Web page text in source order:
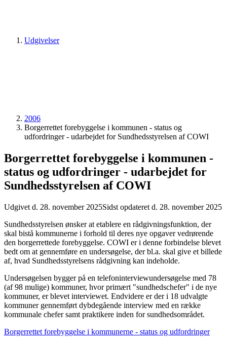
Udgivelser
2006
Borgerrettet forebyggelse i kommunen - status og
udfordringer - udarbejdet for Sundhedsstyrelsen af COWI
Borgerrettet forebyggelse i kommunen -
status og udfordringer - udarbejdet for
Sundhedsstyrelsen af COWI
Udgivet d. 28. november 2025Sidst opdateret d. 28. november 2025
Sundhedsstyrelsen ønsker at etablere en rådgivningsfunktion, der
skal bistå kommunerne i forhold til deres nye opgaver vedrørende
den borgerrettede forebyggelse. COWI er i denne forbindelse blevet
bedt om at gennemføre en undersøgelse, der bl.a. skal give et billede
af, hvad Sundhedsstyrelsens rådgivning kan indeholde.
Undersøgelsen bygger på en telefoninterviewundersøgelse med 78
(af 98 mulige) kommuner, hvor primært "sundhedschefer" i de nye
kommuner, er blevet interviewet. Endvidere er der i 18 udvalgte
kommuner gennemført dybdegående interview med en række
kommunale chefer samt praktikere inden for sundhedsområdet.
Borgerrettet forebyggelse i kommunerne - status og udfordringer